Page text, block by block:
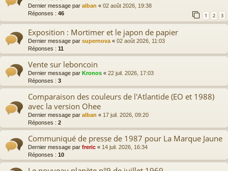
Dernier message par alban « 02 août 2026, 19:38
Réponses : 46 1 2 3
Exposition : Mortimer et le japon de papier
Dernier message par supernova« 02 août 2026, 11:03
Réponses : 11
Vente sur leboncoin
Dernier message par Kronos « 22 juil. 2026, 17:03
Réponses : 3
Comparaison des couleurs de l'Atlantide (EO et 1988)
avec la version Ohee
Dernier message par alban « 17 juil. 2026, 09:20
Réponses : 2
Communiqué de presse de 1987 pour La Marque Jaune
Dernier message par freric « 14 juil. 2026, 16:34
Réponses : 10